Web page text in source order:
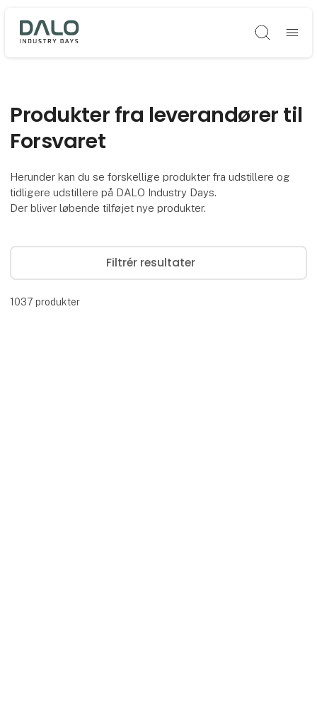
Søg
Produkter fra leverandører til
Forsvaret
Herunder kan du se forskellige produkter fra udstillere og
tidligere udstillere på DALO Industry Days.
Der bliver løbende tilføjet nye produkter.
Filtrér resultater
1037 produkter